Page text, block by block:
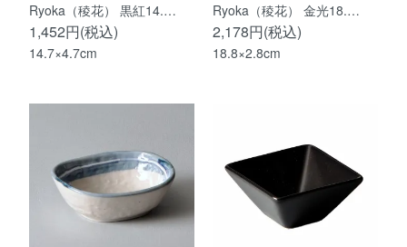
Ryoka（稜花） 黒紅14.…
1,452円(税込)
14.7×4.7cm
Ryoka（稜花） 金光18.…
2,178円(税込)
18.8×2.8cm